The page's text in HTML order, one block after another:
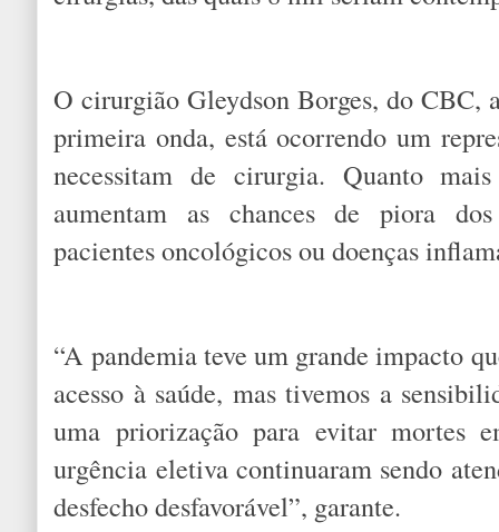
O cirurgião Gleydson Borges, do CBC,
primeira onda, está ocorrendo um
necessitam de cirurgia. Quanto
aumentam as chances de piora
pacientes oncológicos ou doenças
“A pandemia teve um grande impacto
acesso à saúde, mas tivemos a
uma priorização para evitar mortes
urgência eletiva continuaram sendo
desfecho desfavorável”, garante.